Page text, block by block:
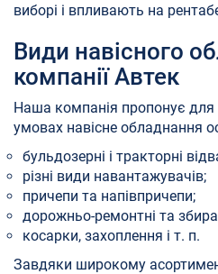
виборі і впливають на
Види навісного
компанії Автек
Наша компанія пропонує для
умовах навісне обладнання
бульдозерні і тракторні
різні види навантажувачів;
причепи та напівпричепи;
дорожньо-ремонтні та
косарки, захоплення і т. п.
Завдяки широкому